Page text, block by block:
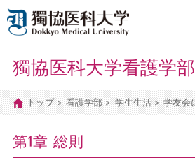
獨協医科大学看護学
トップ 看護学部 学生生活 学友会
第1章 総則